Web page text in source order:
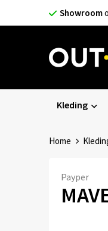
Showroom
Kleding
Home
Payper